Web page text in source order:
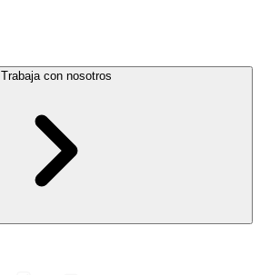
Trabaja con nosotros